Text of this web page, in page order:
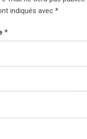
indiqués avec *
*